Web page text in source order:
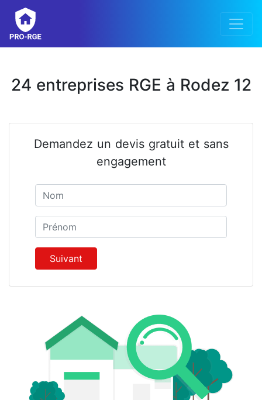
24 entreprises RGE à Rodez 12
Demandez un devis gratuit et sans
engagement
Prénom
Suivant